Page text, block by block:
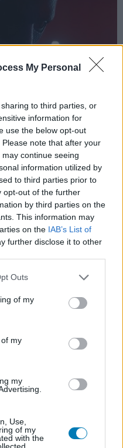
My Personal
to third parties, or
information for
use the below opt-out
note that after your
continue seeing
information utilized by
to third parties prior to
opt-out of the further
by third parties on the
This information may
on the IAB’s List of
further disclose it to other
one or more Google
You may click to
its third-party tags to
in below Google
Outs
of my
my
my
Use,
of my
with the
ez az évad sokkal
tízféle Marvel-sorozat
eszkábálni minden
akar folyamatosan
Inkább marad annál,
volt. Ez most
nyomasztó történet
a gonosz már nem
hanem hivatalból
felett. Fisk
veszélyes. Nem azért,
köré. A város gépezete
kezében van. Ettől Matt
hanem az, hogy
amely eleve ellene lett
D'Onofrio megint
most feszesebb,